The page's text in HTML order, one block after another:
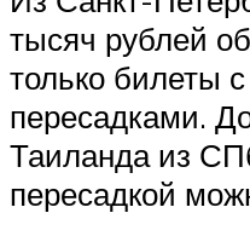
тысяч рублей
только билеты
пересадками.
Таиланда из
пересадкой